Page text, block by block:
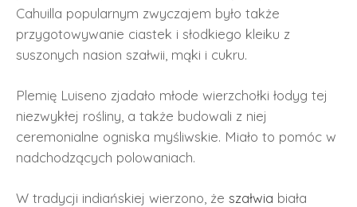
Cahuilla popularnym zwyczajem było także
przygotowywanie ciastek i słodkiego kleiku z
suszonych nasion szałwii, mąki i cukru.
Plemię Luiseno zjadało młode wierzchołki łodyg tej
niezwykłej rośliny, a także budowali z niej
ceremonialne ogniska myśliwskie. Miało to pomóc w
nadchodzących polowaniach.
W tradycji indiańskiej wierzono, że szałwia biała